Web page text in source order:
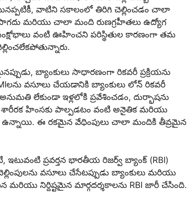
వాటిని సకాలంలో తిరిగి చెల్లించడం చాలా
సాగదు మరియు చాలా మంది రుణగ్రహీతలు ఉద్యోగ
వంటి ఊహించని పరిస్థితుల కారణంగా తమ
బ్యాంకులు సాధారణంగా రికవరీ ప్రక్రియను
వసూలు చేయడానికి బ్యాంకులు లోన్ రికవరీ
లేకుండా ఇళ్లలోకి ప్రవేశించడం, దుర్భాషను
హింసకు పాల్పడటం వంటి అనైతిక మరియు
ఉన్నాయి. ఈ రకమైన వేధింపులు చాలా మందికి తీవ్రమైన
ప్రవర్తన భారతీయ రిజర్వ్ బ్యాంక్ (RBI)
వసూలు చేసేటప్పుడు బ్యాంకులు మరియు
మరియు నిర్దిష్టమైన మార్గదర్శకాలను RBI జారీ చేసింది.